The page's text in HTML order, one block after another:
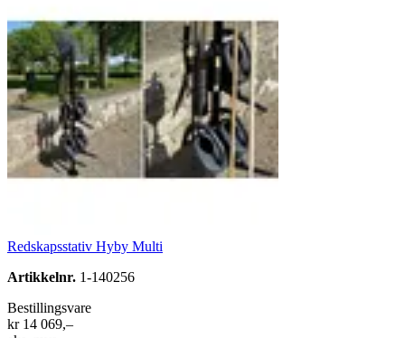
Redskapsstativ Hyby Multi
Artikkelnr. 1-140256
Bestillingsvare
kr 14 069,–